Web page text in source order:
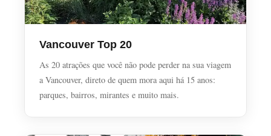
Vancouver Top 20
As 20 atrações que você não pode perder na sua viagem
a Vancouver, direto de quem mora aqui há 15 anos:
parques, bairros, mirantes e muito mais.